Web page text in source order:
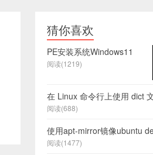
猜你喜欢
PE安装系统Windows11
阅读(1219)
在 Linux 命令行上使用 dict
阅读(688)
使用apt-mirror镜像ubuntu
阅读(1477)